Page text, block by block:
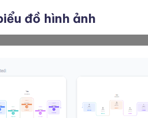
đồ hình ảnh